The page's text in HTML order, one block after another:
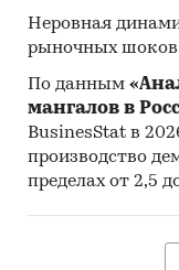
Неровная
рыночных
По данным
мангалов в
BusinesStat в
производство
пределах от 2,5